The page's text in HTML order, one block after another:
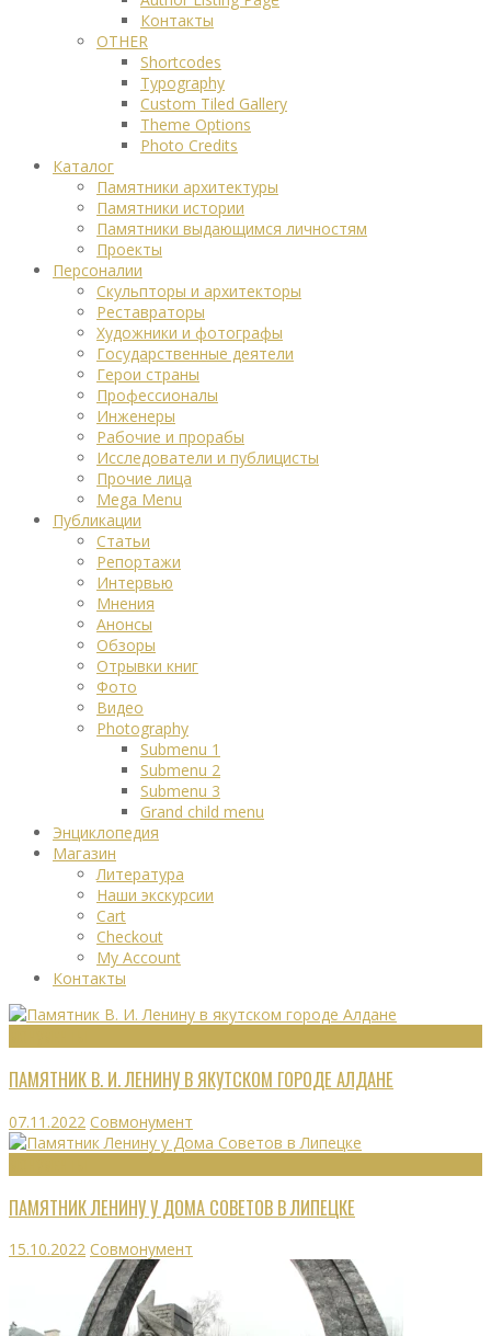
Контакты
OTHER
Shortcodes
Typography
Custom Tiled Gallery
Theme Options
Photo Credits
Каталог
Памятники архитектуры
Памятники истории
Памятники выдающимся личностям
Проекты
Персоналии
Скульпторы и архитекторы
Реставраторы
Художники и фотографы
Государственные деятели
Герои страны
Профессионалы
Инженеры
Рабочие и прорабы
Исследователи и публицисты
Прочие лица
Mega Menu
Публикации
Статьи
Репортажи
Интервью
Мнения
Анонсы
Обзоры
Отрывки книг
Фото
Видео
Photography
Submenu 1
Submenu 2
Submenu 3
Grand child menu
Энциклопедия
Магазин
Литература
Наши экскурсии
Cart
Checkout
My Account
Контакты
ПАМЯТНИК В. И. ЛЕНИНУ В ЯКУТСКОМ ГОРОДЕ АЛДАНЕ
07.11.2022 Совмонумент
ПАМЯТНИК ЛЕНИНУ У ДОМА СОВЕТОВ В ЛИПЕЦКЕ
15.10.2022 Совмонумент